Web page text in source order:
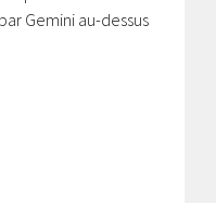
Gemini au-dessus